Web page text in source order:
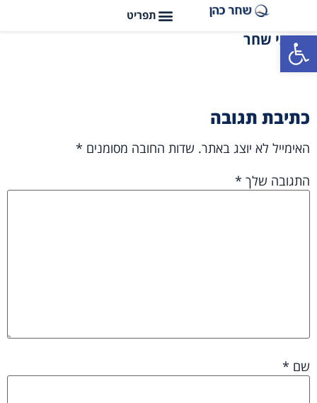
פתח סרגל נגישות
איתי שחר
כתיבת תגובה
האימייל לא יוצג באתר. שדות החובה מסומנים *
התגובה שלך *
שם *